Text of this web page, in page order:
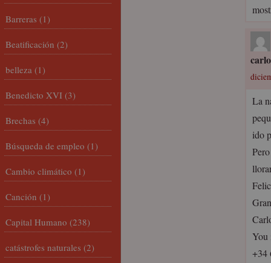
La
ido
You
+34
Barreras (1)
Beatificación (2)
belleza (1)
Benedicto XVI (3)
Brechas (4)
Búsqueda de empleo (1)
Cambio climático (1)
Canción (1)
Capital Humano (238)
catástrofes naturales (2)